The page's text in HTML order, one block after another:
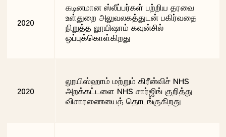
2020
கடினமான ஸ்லீப்பர்கள் பற்றிய தரவை
உள்துறை அலுவலகத்துடன் பகிர்வதை
நிறுத்த லூயிஷாம் கவுன்சில்
ஒப்புக்கொள்கிறது
2020
லூயிஸ்ஹாம் மற்றும் கிரீன்விச் NHS
அறக்கட்டளை NHS சார்ஜிங் குறித்து
விசாரணையைத் தொடங்குகிறது